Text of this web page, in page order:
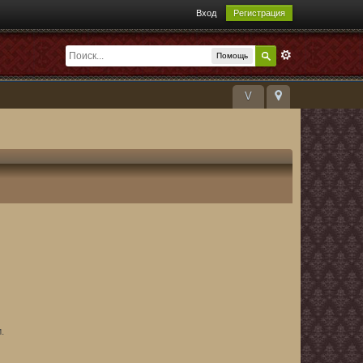
Вход Регистрация
Помощь
V